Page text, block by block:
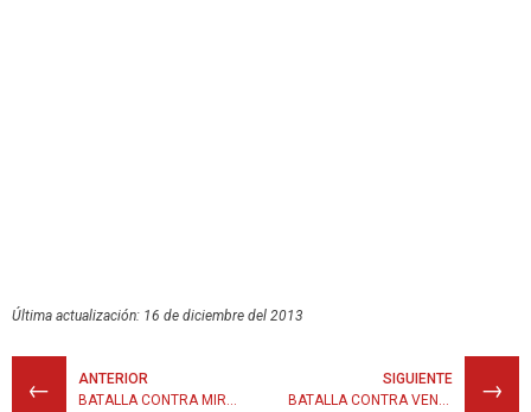
Última actualización: 16 de diciembre del 2013
←
ANTERIOR
BATALLA CONTRA MIROR B
→
SIGUIENTE
BATALLA CONTRA VENUS